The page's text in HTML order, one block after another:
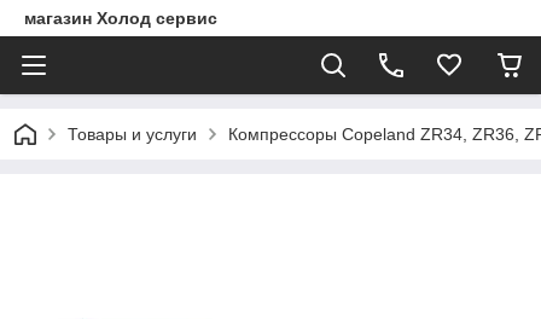
магазин Холод сервис
Товары и услуги Компрессоры Copeland ZR34, ZR36,